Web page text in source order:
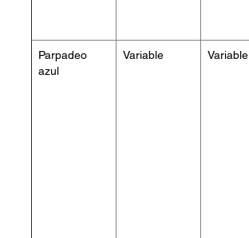
Parpadeo
azul
Variable Variable